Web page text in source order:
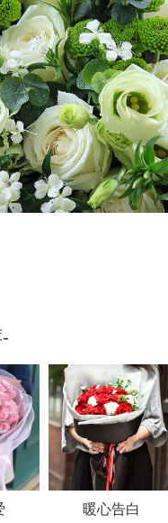
暖心告白